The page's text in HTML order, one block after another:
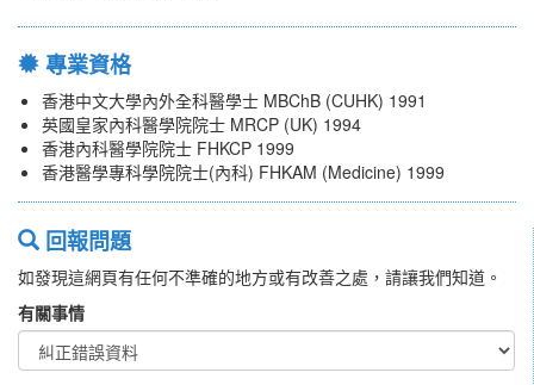
專業資格
香港中文大學內外全科醫學士 MBChB (CUHK) 1991
英國皇家內科醫學院院士 MRCP (UK) 1994
香港內科醫學院院士 FHKCP 1999
香港醫學專科學院院士(內科) FHKAM (Medicine) 1999
回報問題
如發現這網頁有任何不準確的地方或有改善之處，請讓我們知道。
有關事情